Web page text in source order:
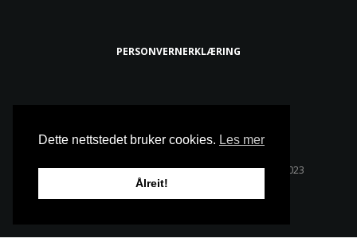
PERSONVERNERKLÆRING
Alle rettigheter reservert • Copyright © Natt & Dag 2023
Dette nettstedet bruker cookies. Les mer
Ålreit!